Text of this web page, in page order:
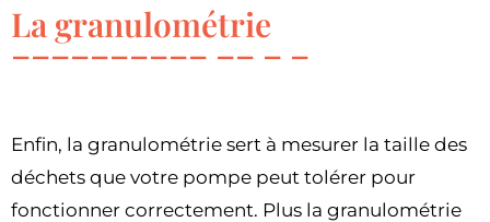
La granulométrie
Enfin, la granulométrie sert à mesurer la taille des
déchets que votre pompe peut tolérer pour
fonctionner correctement. Plus la granulométrie